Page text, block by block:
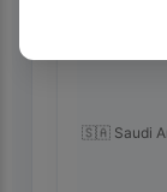
🇸🇦 Saudi